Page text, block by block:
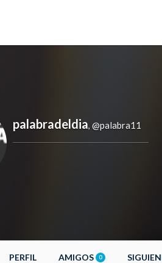
palabradeldia, @palabra11
PERFIL AMIGOS 0